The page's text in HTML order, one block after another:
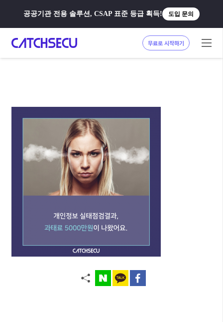
공공기관 전용 솔루션, CSAP 표준 등급 획득! 도입 문의
무료로 시작하기